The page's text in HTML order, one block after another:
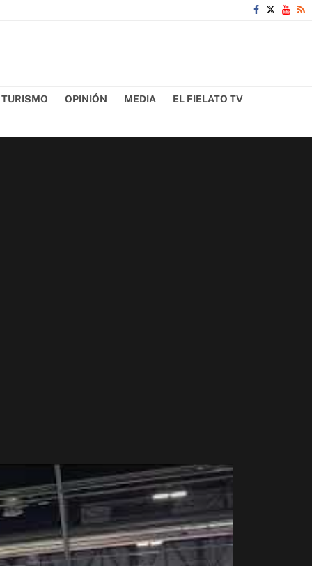
TURISMO OPINIÓN MEDIA EL FIELATO TV